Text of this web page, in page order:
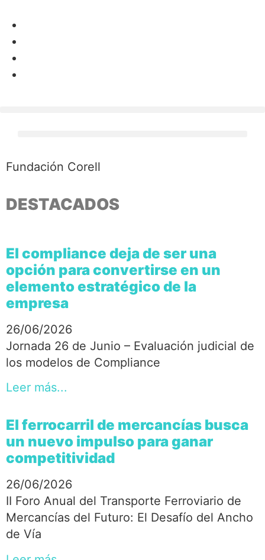
Fundación Corell
DESTACADOS
El compliance deja de ser una
opción para convertirse en un
elemento estratégico de la
empresa
26/06/2026
Jornada 26 de Junio – Evaluación judicial de
los modelos de Compliance
Leer más...
El ferrocarril de mercancías busca
un nuevo impulso para ganar
competitividad
26/06/2026
II Foro Anual del Transporte Ferroviario de
Mercancías del Futuro: El Desafío del Ancho
de Vía